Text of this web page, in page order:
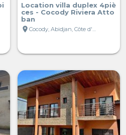
Location villa duplex 4piè
ces - Cocody Riviera Atto
ban
location_on